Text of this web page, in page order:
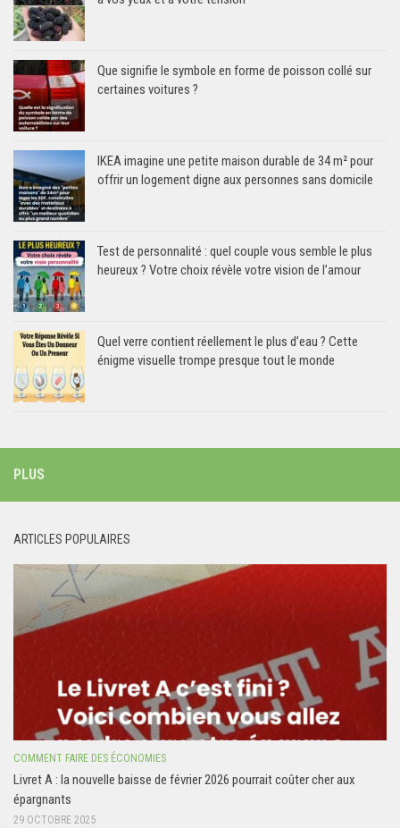
Que signifie le symbole en forme de poisson collé sur
certaines voitures ?
IKEA imagine une petite maison durable de 34 m² pour
offrir un logement digne aux personnes sans domicile
Test de personnalité : quel couple vous semble le plus
heureux ? Votre choix révèle votre vision de l’amour
Quel verre contient réellement le plus d’eau ? Cette
énigme visuelle trompe presque tout le monde
PLUS
ARTICLES POPULAIRES
COMMENT FAIRE DES ÉCONOMIES
Livret A : la nouvelle baisse de février 2026 pourrait coûter cher aux
épargnants
29 OCTOBRE 2025